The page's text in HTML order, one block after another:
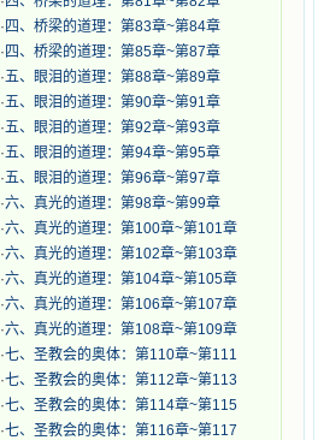
· 四、桥梁的道理：第83章~第84章
· 四、桥梁的道理：第85章~第87章
·五、眼泪的道理：第88章~第89章
·五、眼泪的道理：第90章~第91章
·五、眼泪的道理：第92章~第93章
·五、眼泪的道理：第94章~第95章
·五、眼泪的道理：第96章~第97章
·六、真光的道理：第98章~第99章
·六、真光的道理：第100章~第101章
·六、真光的道理：第102章~第103章
·六、真光的道理：第104章~第105章
·六、真光的道理：第106章~第107章
·六、真光的道理：第108章~第109章
·七、圣教会的奥体：第110章~第111
·七、圣教会的奥体：第112章~第113
·七、圣教会的奥体：第114章~第115
·七、圣教会的奥体：第116章~第117